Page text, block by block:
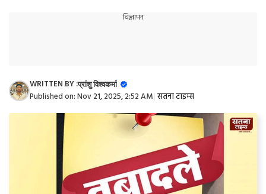
विज्ञापन
WRITTEN BY :प्रांशु विश्वकर्मा
Published on:Nov 21, 2025, 2:52 AM सतना टाइम्स